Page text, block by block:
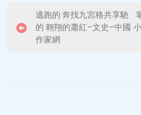
o
逃跑的 奔找九宮格共享馳
的 翱翔的蕭紅–文史–中國
作家網